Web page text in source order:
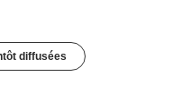
diffusées